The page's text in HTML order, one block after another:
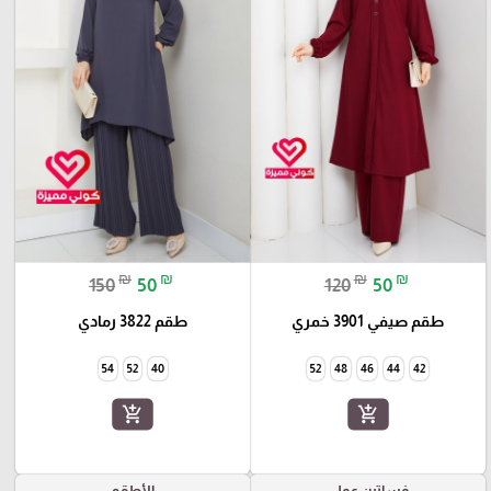
120₪ 50 ₪
طقم صيفي 3901 خمري
42
44
46
48
52
add_shopping_cart
150₪ 50 ₪
طقم 3822 رمادي
40
52
54
add_shopping_cart